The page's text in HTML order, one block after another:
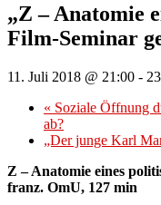
„Z – Anatomie
Film-Seminar
11. Juli 2018 @ 21:00 -
« Soziale Öffnung
ab?
„Der junge Karl
Z – Anatomie eines
franz. OmU, 127 min